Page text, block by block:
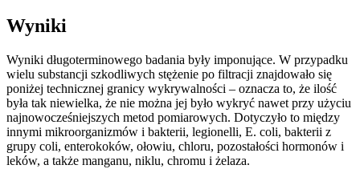
Wyniki
Wyniki długoterminowego badania były imponujące. W przypadku
wielu substancji szkodliwych stężenie po filtracji znajdowało się
poniżej technicznej granicy wykrywalności – oznacza to, że ilość
była tak niewielka, że nie można jej było wykryć nawet przy użyciu
najnowocześniejszych metod pomiarowych. Dotyczyło to między
innymi mikroorganizmów i bakterii, legionelli, E. coli, bakterii z
grupy coli, enterokoków, ołowiu, chloru, pozostałości hormonów i
leków, a także manganu, niklu, chromu i żelaza.